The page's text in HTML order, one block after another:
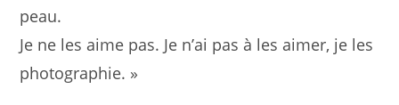
peau.
Je ne les aime pas. Je n’ai pas à les aimer, je les
photographie. »